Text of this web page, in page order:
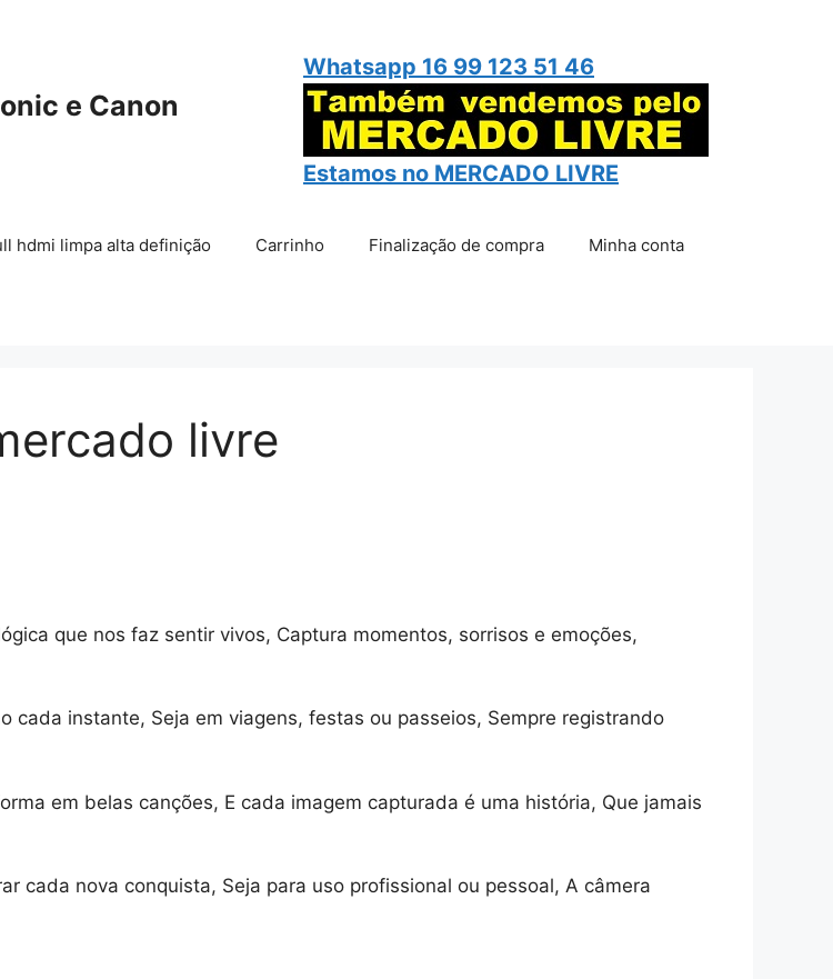
e Canon
Whatsapp 16 99 123 51 46
Estamos no MERCADO LIVRE
hdmi limpa alta definição Carrinho Finalização de compra Minha conta
livre
que nos faz sentir vivos, Captura momentos, sorrisos e emoções,
cada instante, Seja em viagens, festas ou passeios, Sempre registrando
em belas canções, E cada imagem capturada é uma história, Que jamais
cada nova conquista, Seja para uso profissional ou pessoal, A câmera